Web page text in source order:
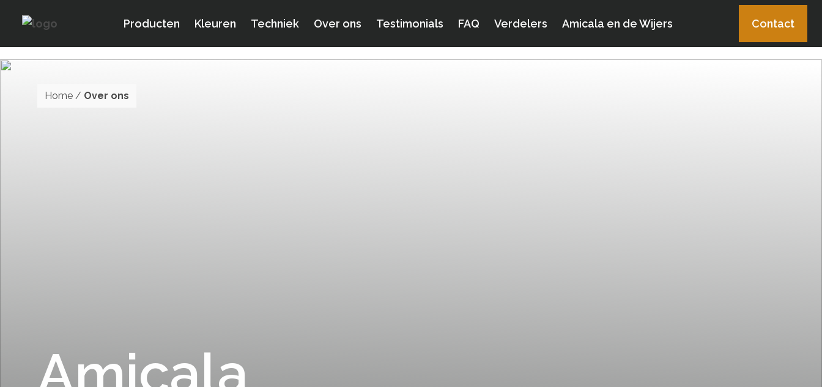
Producten Kleuren Techniek Over ons Testimonials FAQ Verdelers Amicala en de Wijers Contact
Home / Over ons
Amicala